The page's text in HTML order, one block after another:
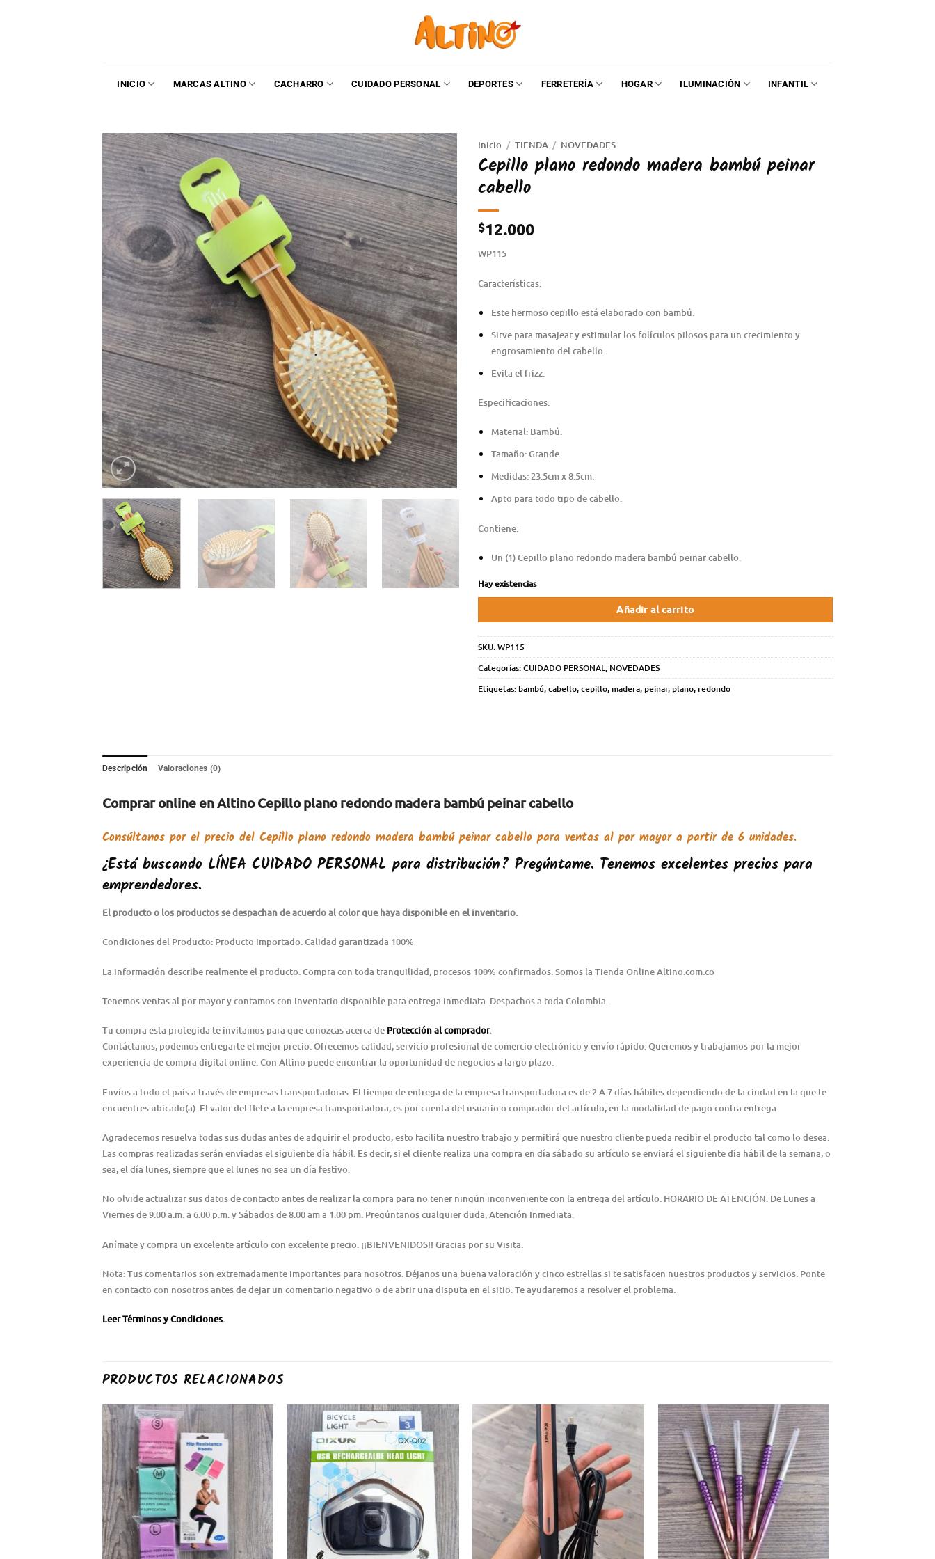
INICIO MARCAS ALTINO CACHARRO CUIDADO PERSONAL DEPORTES FERRETERÍA HOGAR ILUMINACIÓN INFANTIL
Inicio / TIENDA / NOVEDADES
Cepillo plano redondo madera bambú peinar
cabello
$12.000
WP115
Características:
Este hermoso cepillo está elaborado con bambú.
Sirve para masajear y estimular los folículos pilosos para un crecimiento y
engrosamiento del cabello.
Evita el frizz.
Especificaciones:
Material: Bambú.
Tamaño: Grande.
Medidas: 23.5cm x 8.5cm.
Apto para todo tipo de cabello.
Contiene:
Un (1) Cepillo plano redondo madera bambú peinar cabello.
Hay existencias
Añadir al carrito
SKU:WP115
Categorías:CUIDADO PERSONAL, NOVEDADES
Etiquetas: bambú,cabello,cepillo, madera, peinar, plano, redondo
Descripción Valoraciones (0)
Comprar online en Altino Cepillo plano redondo madera bambú peinar cabello
Consúltanos por el precio del Cepillo plano redondo madera bambú peinar cabello para ventas al por mayor a partir de 6 unidades.
¿Está buscando LÍNEA CUIDADO PERSONAL para distribución? Pregúntame. Tenemos excelentes precios para
emprendedores.
El producto o los productos se despachan de acuerdo al color que haya disponible en el inventario.
Condiciones del Producto: Producto importado. Calidad garantizada 100%
La información describe realmente el producto. Compra con toda tranquilidad, procesos 100% confirmados. Somos la Tienda Online Altino.com.co
Tenemos ventas al por mayor y contamos con inventario disponible para entrega inmediata. Despachos a toda Colombia.
Tu compra esta protegida te invitamos para que conozcas acerca de Protección al comprador.
Contáctanos, podemos entregarte el mejor precio. Ofrecemos calidad, servicio profesional de comercio electrónico y envío rápido. Queremos y trabajamos por la mejor
experiencia de compra digital online. Con Altino puede encontrar la oportunidad de negocios a largo plazo.
Envíos a todo el país a través de empresas transportadoras. El tiempo de entrega de la empresa transportadora es de 2 A 7 días hábiles dependiendo de la ciudad en la que te
encuentres ubicado(a). El valor del flete a la empresa transportadora, es por cuenta del usuario o comprador del artículo, en la modalidad de pago contra entrega.
Agradecemos resuelva todas sus dudas antes de adquirir el producto, esto facilita nuestro trabajo y permitirá que nuestro cliente pueda recibir el producto tal como lo desea.
Las compras realizadas serán enviadas el siguiente día hábil. Es decir, si el cliente realiza una compra en día sábado su artículo se enviará el siguiente día hábil de la semana, o
sea, el día lunes, siempre que el lunes no sea un día festivo.
No olvide actualizar sus datos de contacto antes de realizar la compra para no tener ningún inconveniente con la entrega del artículo. HORARIO DE ATENCIÓN: De Lunes a
Viernes de 9:00 a.m. a 6:00 p.m. y Sábados de 8:00 am a 1:00 pm. Pregúntanos cualquier duda, Atención Inmediata.
Anímate y compra un excelente artículo con excelente precio. ¡¡BIENVENIDOS!! Gracias por su Visita.
Nota: Tus comentarios son extremadamente importantes para nosotros. Déjanos una buena valoración y cinco estrellas si te satisfacen nuestros productos y servicios. Ponte
en contacto con nosotros antes de dejar un comentario negativo o de abrir una disputa en el sitio. Te ayudaremos a resolver el problema.
Leer Términos y Condiciones.
PRODUCTOS RELACIONADOS